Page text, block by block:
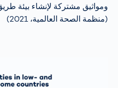
ومواثيق مشتركة لإنشاء بيئة
(منظمة الصحة العالمية، 2021)